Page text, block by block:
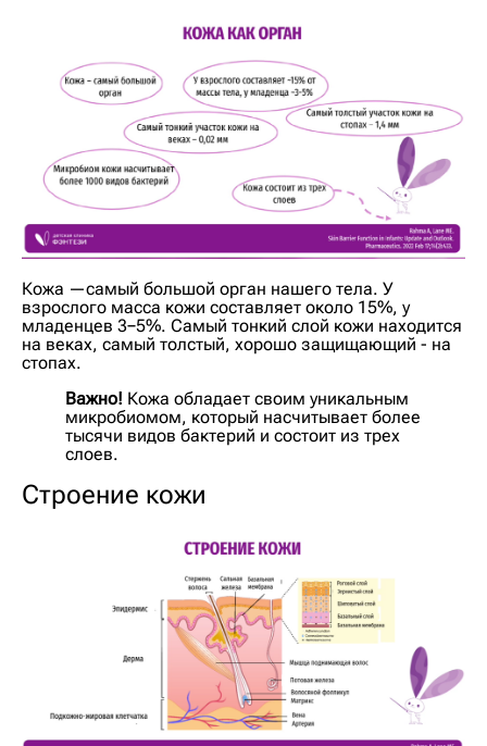
Кожа —самый большой орган нашего тела. У
взрослого масса кожи составляет около 15%, у
младенцев 3−5%. Самый тонкий слой кожи находится
на веках, самый толстый, хорошо защищающий - на
стопах.
Важно! Кожа обладает своим уникальным
микробиомом, который насчитывает более
тысячи видов бактерий и состоит из трех
слоев.
Строение кожи